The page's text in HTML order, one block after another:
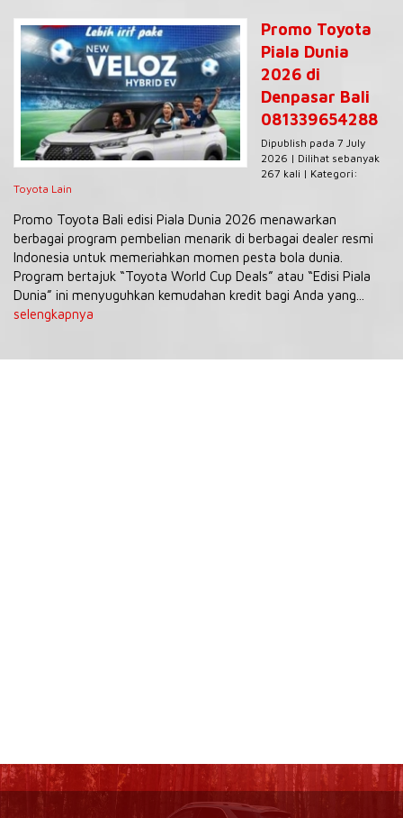
Promo Toyota
Piala Dunia
2026 di
Denpasar Bali
081339654288
Dipublish pada 7 July
2026 | Dilihat sebanyak
267 kali | Kategori:
Toyota Lain
Promo Toyota Bali edisi Piala Dunia 2026 menawarkan
berbagai program pembelian menarik di berbagai dealer resmi
Indonesia untuk memeriahkan momen pesta bola dunia.
Program bertajuk “Toyota World Cup Deals” atau “Edisi Piala
Dunia” ini menyuguhkan kemudahan kredit bagi Anda yang...
selengkapnya